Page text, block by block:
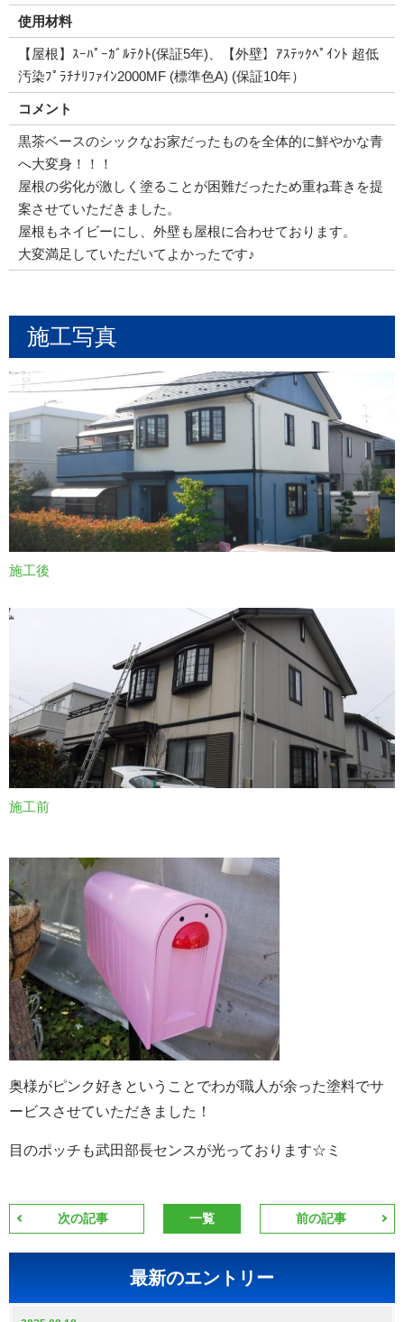
使用材料
【屋根】ｽｰﾊﾟｰｶﾞﾙﾃｸﾄ(保証5年)、【外壁】ｱｽﾃｯｸﾍﾟｲﾝﾄ 超低
汚染ﾌﾟﾗﾁﾅﾘﾌｧｲﾝ2000MF (標準色A) (保証10年）
コメント
黒茶ベースのシックなお家だったものを全体的に鮮やかな青
へ大変身！！！
屋根の劣化が激しく塗ることが困難だったため重ね葺きを提
案させていただきました。
屋根もネイビーにし、外壁も屋根に合わせております。
大変満足していただいてよかったです♪
施工写真
施工後
施工前
奥様がピンク好きということでわが職人が余った塗料でサ
ービスさせていただきました！
目のポッチも武田部長センスが光っております☆ミ
次の記事 一覧 前の記事
最新のエントリー